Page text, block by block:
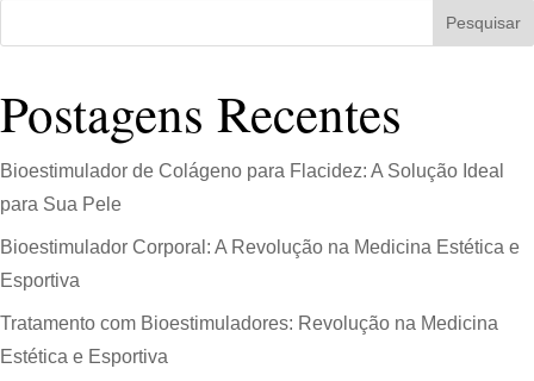
Pesquisar
Postagens Recentes
Bioestimulador de Colágeno para Flacidez: A Solução Ideal
para Sua Pele
Bioestimulador Corporal: A Revolução na Medicina Estética e
Esportiva
Tratamento com Bioestimuladores: Revolução na Medicina
Estética e Esportiva